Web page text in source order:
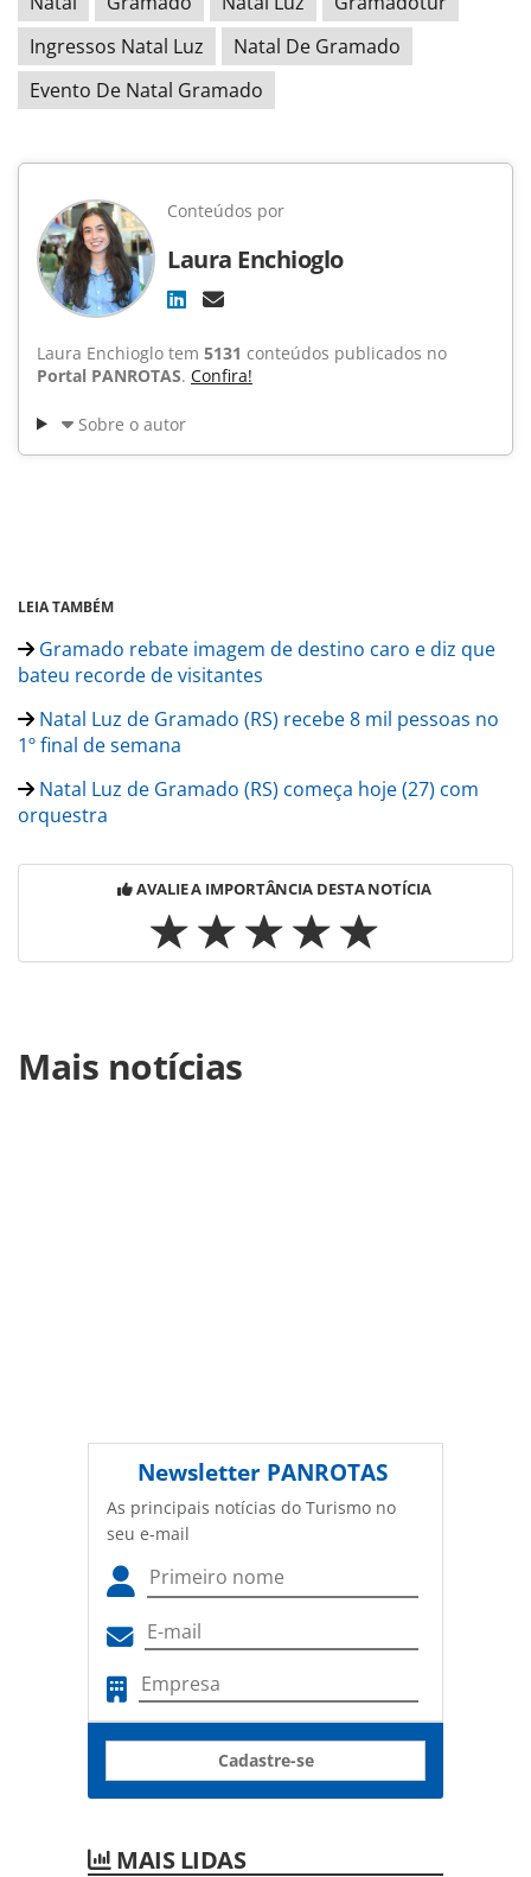
Ingressos Natal Luz
Natal De Gramado
Evento De Natal Gramado
Conteúdos por
Laura Enchioglo
Laura Enchioglo tem 5131 conteúdos publicados no
Portal PANROTAS. Confira!
Sobre o autor
LEIA TAMBÉM
Gramado rebate imagem de destino caro e diz que
bateu recorde de visitantes
Natal Luz de Gramado (RS) recebe 8 mil pessoas no
1º final de semana
Natal Luz de Gramado (RS) começa hoje (27) com
orquestra
AVALIE A IMPORTÂNCIA DESTA NOTÍCIA
https://www.panrotas.com.br/destinos/entretenimento/
anuncia-novidades-para-38-ordf-edicao-do-natal-
Mais notícias
Newsletter PANROTAS
As principais notícias do Turismo no
seu e-mail
Cadastre-se
MAIS LIDAS